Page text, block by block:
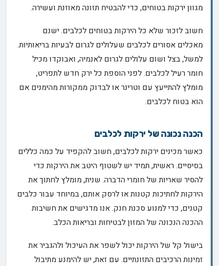
מגוון ירקות בטוחים, כדי להבטיח תזונה מאוזנת ועשירה.
חשוב לזכור שלא כל הירקות בטוחים לכלבים. ישנם
מאכלים אסורים לכלבים שעלולים לגרום לבעיות בריאותיות.
למשל, בצל ושום עלולים לגרום לאנמיה, ואבוקדו מכיל
חומר רעיל לכלבים. לפני הוספת כל ירק חדש לתפריט,
מומלץ להתייעץ עם וטרינר או לבדוק ממקורות מהימנים אם
הוא בטוח לכלבים.
הכנה נכונה של ירקות לכלבים
כאשר מכינים ירקות לכלבים, חשוב להקפיד על כמה כללים
בסיסיים. ראשית, תמיד יש לשטוף היטב את הירקות כדי
להסיר שאריות של חומרי הדברה. שנית, מומלץ לחתוך את
הירקות לחתיכות קטנות או לרסק אותם, במיוחד עבור כלבים
קטנים, כדי למנוע סכנת חנק. אנו מדגישים את חשיבות
ההכנה הנכונה של המזון לבטיחות ובריאות הכלב.
בישול קל של הירקות יכול לשפר את העיכול ולהגביר את
זמינות הרכיבים התזונתיים. עם זאת, יש להימנע מתיבול